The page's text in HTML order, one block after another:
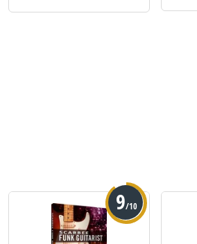
9/10